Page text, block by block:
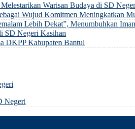
Warisan Budaya di SD
Wujud Komitmen Meningkatkan
Lebih Dekat”, Menumbuhkan
SD Negeri Kasihan
DKPP Kabupaten Bantul
Negeri